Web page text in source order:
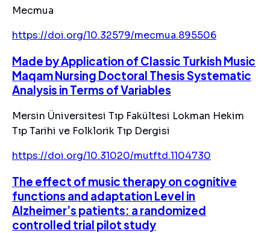
Mecmua
https://doi.org/10.32579/mecmua.895506
Made by Application of Classic Turkish Music
Maqam Nursing Doctoral Thesis Systematic
Analysis in Terms of Variables
Mersin Üniversitesi Tıp Fakültesi Lokman Hekim
Tıp Tarihi ve Folklorik Tıp Dergisi
https://doi.org/10.31020/mutftd.1104730
The effect of music therapy on cognitive
functions and adaptation Level in
Alzheimer’s patients: a randomized
controlled trial pilot study